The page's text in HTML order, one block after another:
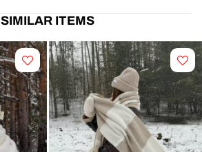
SIMILAR ITEMS